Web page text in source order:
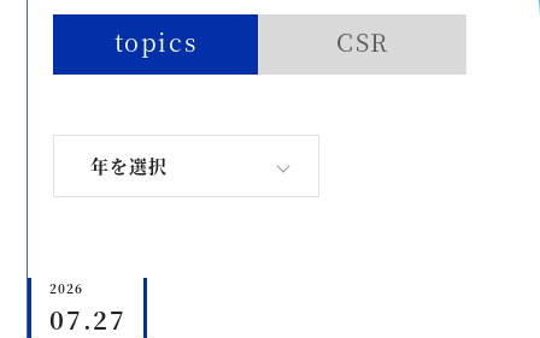
topics CSR
年を選択
2026
07.27